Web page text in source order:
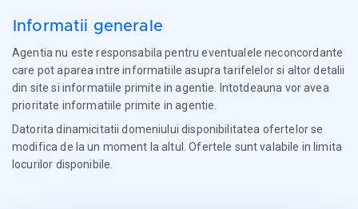
Informatii generale
Agentia nu este responsabila pentru eventualele neconcordante
care pot aparea intre informatiile asupra tarifelelor si altor detalii
din site si informatiile primite in agentie. Intotdeauna vor avea
prioritate informatiile primite in agentie.
Datorita dinamicitatii domeniului disponibilitatea ofertelor se
modifica de la un moment la altul. Ofertele sunt valabile in limita
locurilor disponibile.